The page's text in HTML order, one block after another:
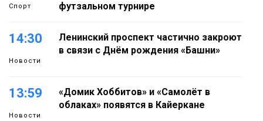
Спорт
футзальном турнире
14:30
Новости
Ленинский проспект частично закроют
в связи с Днём рождения «Башни»
13:59
Новости
«Домик Хоббитов» и «Самолёт в
облаках» появятся в Кайеркане